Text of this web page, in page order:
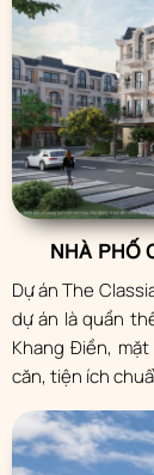
NHÀ PHỐ
Dự án The
dự án là quần
Khang Điền,
căn, tiện ích